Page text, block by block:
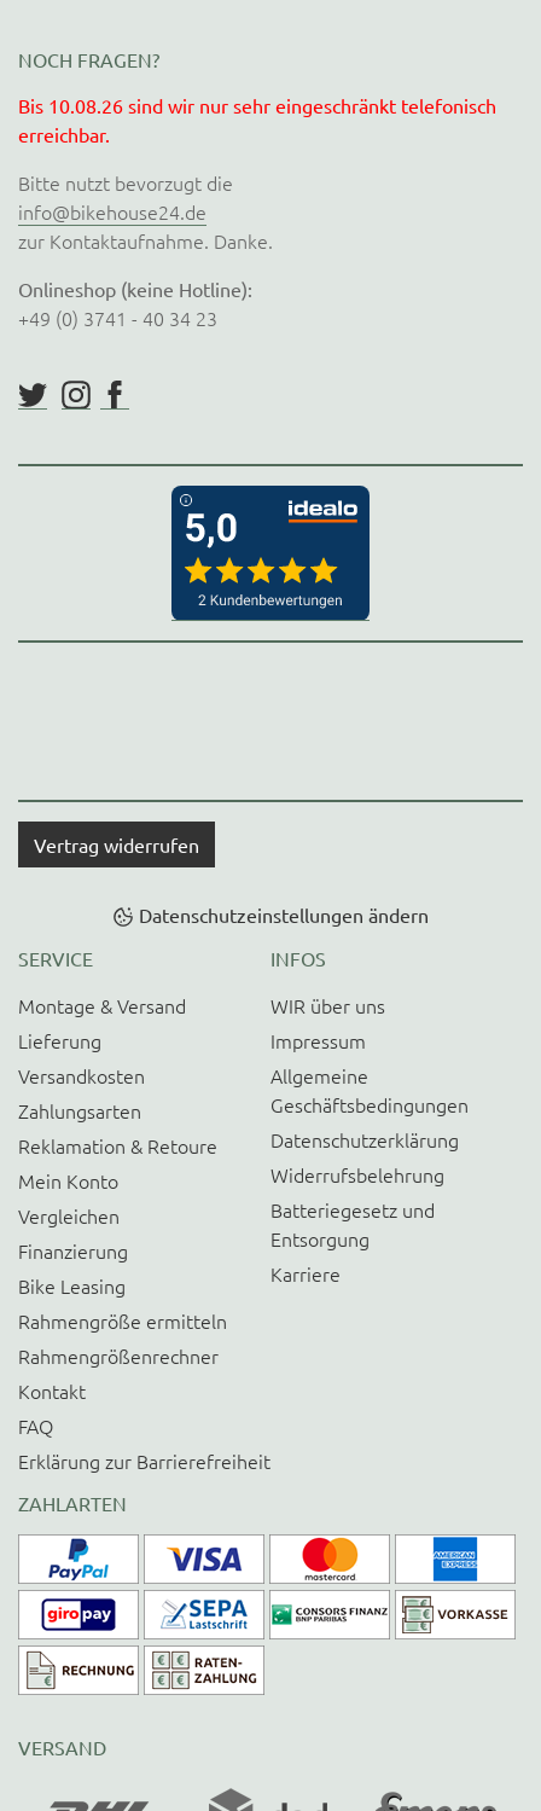
NOCH FRAGEN?
Bis 10.08.26 sind wir nur sehr eingeschränkt telefonisch
erreichbar.
Bitte nutzt bevorzugt die
info@bikehouse24.de
zur Kontaktaufnahme. Danke.
Onlineshop (keine Hotline):
+49 (0) 3741 - 40 34 23
Vertrag widerrufen
Datenschutzeinstellungen ändern
SERVICE
Montage & Versand
Lieferung
Versandkosten
Zahlungsarten
Reklamation & Retoure
Mein Konto
Vergleichen
Finanzierung
Bike Leasing
Rahmengröße ermitteln
Rahmengrößenrechner
Kontakt
FAQ
Erklärung zur Barrierefreiheit
INFOS
WIR über uns
Impressum
Allgemeine
Geschäftsbedingungen
Datenschutzerklärung
Widerrufsbelehrung
Batteriegesetz und
Entsorgung
Karriere
ZAHLARTEN
VERSAND